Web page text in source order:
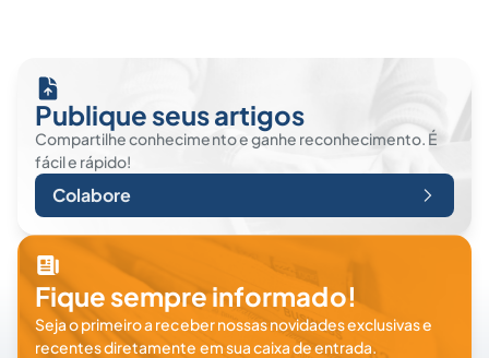
Publique seus artigos
Compartilhe conhecimento e ganhe reconhecimento. É
fácil e rápido!
Colabore
Fique sempre informado!
Seja o primeiro a receber nossas novidades exclusivas e
recentes diretamente em sua caixa de entrada.